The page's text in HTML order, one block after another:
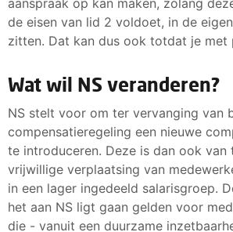
de eisen van lid 2 voldoet, in de
zitten. Dat kan dus ook totdat je met
Wat wil NS veranderen?
NS stelt voor om ter vervanging van
compensatieregeling een nieuwe
te introduceren. Deze is dan ook van
vrijwillige verplaatsing van
in een lager ingedeeld salarisgroep.
het aan NS ligt gaan gelden voor
die - vanuit een duurzame